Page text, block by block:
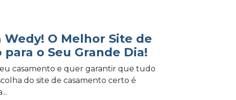
Wedy! O Melhor Site de
para o Seu Grande Dia!
casamento e quer garantir que tudo
do site de casamento certo é